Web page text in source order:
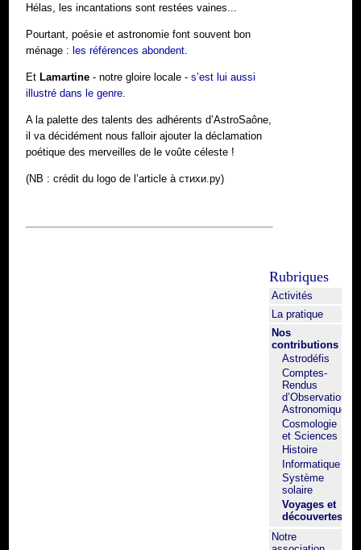
Hélas, les incantations sont restées vaines...
Pourtant, poésie et astronomie font souvent bon
ménage : les références abondent
Et Lamartine - notre gloire locale - s’est lui aussi
illustré dans le genre
A la palette des talents des adhérents d’AstroSaône,
il va décidément nous falloir ajouter la déclamation
poétique des merveilles de le voûte céleste !
(NB : crédit du logo de l’article à стихи.ру)
Rubriques
Activités
La pratique
Nos
contributions
Astrodéfis
Comptes-
Rendus
d’Observation
Astronomique
Cosmologie
et Sciences
Histoire
Informatique
Système
solaire
Voyages et
découvertes
Notre